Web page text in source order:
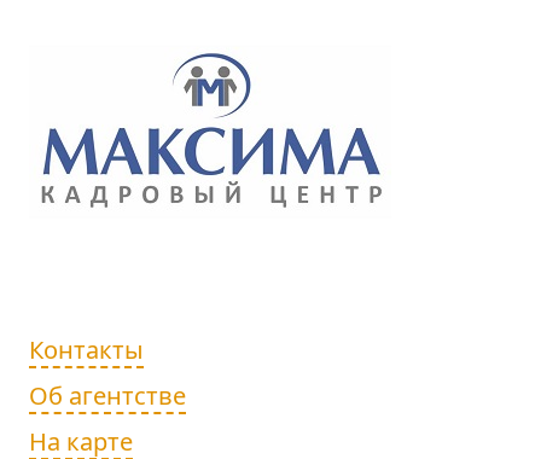
Контакты
Об агентстве
На карте